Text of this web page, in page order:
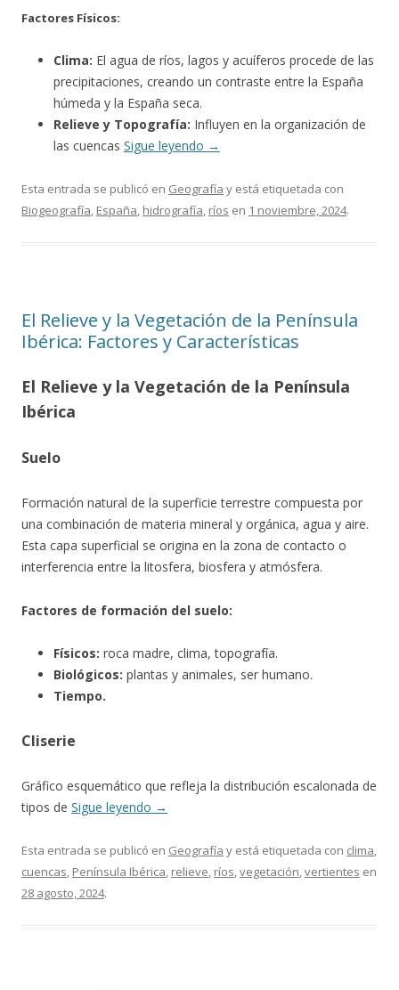
Factores Físicos:
Clima: El agua de ríos, lagos y acuíferos procede de las
precipitaciones, creando un contraste entre la España
húmeda y la España seca.
Relieve y Topografía: Influyen en la organización de
las cuencas Sigue leyendo →
Esta entrada se publicó en Geografía y está etiquetada con
Biogeografía, España, hidrografía, ríos en 1 noviembre, 2024.
El Relieve y la Vegetación de la Península
Ibérica: Factores y Características
El Relieve y la Vegetación de la Península
Ibérica
Suelo
Formación natural de la superficie terrestre compuesta por
una combinación de materia mineral y orgánica, agua y aire.
Esta capa superficial se origina en la zona de contacto o
interferencia entre la litosfera, biosfera y atmósfera.
Factores de formación del suelo:
Físicos: roca madre, clima, topografía.
Biológicos: plantas y animales, ser humano.
Tiempo.
Cliserie
Gráfico esquemático que refleja la distribución escalonada de
tipos de Sigue leyendo →
Esta entrada se publicó en Geografía y está etiquetada con clima,
cuencas, Península Ibérica, relieve, ríos,vegetación,vertientes en
28 agosto, 2024.